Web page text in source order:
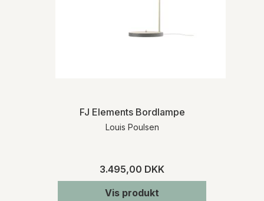
FJ Elements Bordlampe
Louis Poulsen
3.495,00 DKK
Vis produkt